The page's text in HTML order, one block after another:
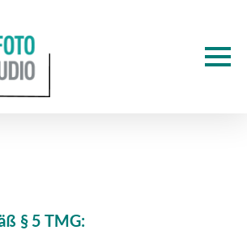
§ 5 TMG: